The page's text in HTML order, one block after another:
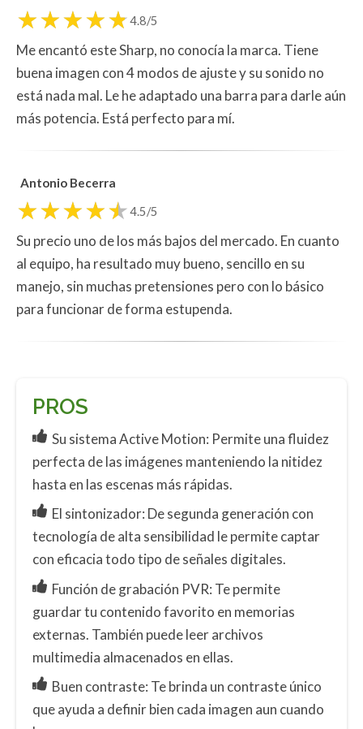
4.8/5
Me encantó este Sharp, no conocía la marca. Tiene
buena imagen con 4 modos de ajuste y su sonido no
está nada mal. Le he adaptado una barra para darle aún
más potencia. Está perfecto para mí.
Antonio Becerra
4.5/5
Su precio uno de los más bajos del mercado. En cuanto
al equipo, ha resultado muy bueno, sencillo en su
manejo, sin muchas pretensiones pero con lo básico
para funcionar de forma estupenda.
PROS
Su sistema Active Motion: Permite una fluidez
perfecta de las imágenes manteniendo la nitidez
hasta en las escenas más rápidas.
El sintonizador: De segunda generación con
tecnología de alta sensibilidad le permite captar
con eficacia todo tipo de señales digitales.
Función de grabación PVR: Te permite
guardar tu contenido favorito en memorias
externas. También puede leer archivos
multimedia almacenados en ellas.
Buen contraste: Te brinda un contraste único
que ayuda a definir bien cada imagen aun cuando